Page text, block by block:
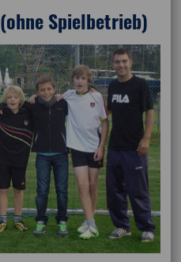
(ohne Spielbetrieb)